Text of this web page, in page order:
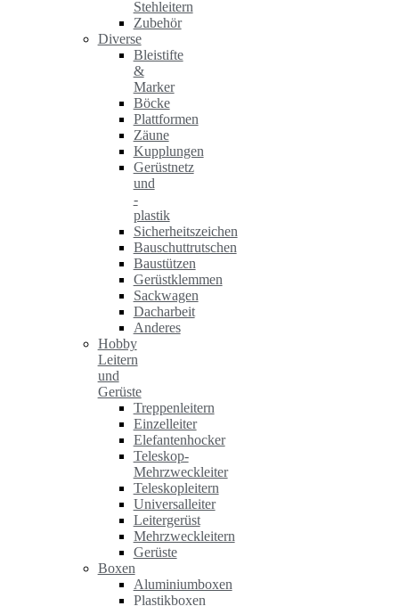
Stehleitern
Zubehör
Diverse
Bleistifte
&
Marker
Böcke
Plattformen
Zäune
Kupplungen
Gerüstnetz
und
-
plastik
Sicherheitszeichen
Bauschuttrutschen
Baustützen
Gerüstklemmen
Sackwagen
Dacharbeit
Anderes
Hobby
Leitern
und
Gerüste
Treppenleitern
Einzelleiter
Elefantenhocker
Teleskop-
Mehrzweckleiter
Teleskopleitern
Universalleiter
Leitergerüst
Mehrzweckleitern
Gerüste
Boxen
Aluminiumboxen
Plastikboxen